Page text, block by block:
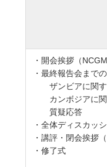
・開会挨拶（
・最終報告会まで
ザンビアに関す
カンボジアに関
質疑応答
・全体ディスカッ
・講評・閉会挨拶
・修了式